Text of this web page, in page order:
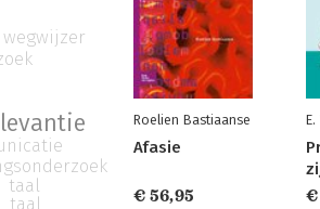
taal
taal
Roelien Bastiaanse
Afasie
€ 56,95
€